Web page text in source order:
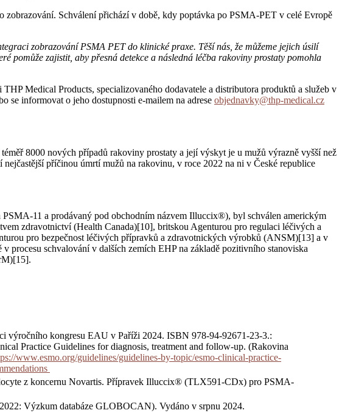
Schválení přichází v době, kdy poptávka po PSMA-PET v celé Evropě
zobrazování PSMA PET do klinické praxe. Těší nás, že můžeme jejich úsilí
pomůže zajistit, aby přesná detekce a následná léčba rakoviny prostaty pomohla
Medical Products, specializovaného dodavatele a distributora produktů a služeb v
informovat o jeho dostupnosti e-mailem na adrese objednavky@thp-medical.cz
8000 nových případů rakoviny prostaty a její výskyt je u mužů výrazně vyšší než
příčinou úmrtí mužů na rakovinu, v roce 2022 na ni v České republice
11 a prodávaný pod obchodním názvem Illuccix®), byl schválen americkým
zdravotnictví (Health Canada)[10], britskou Agenturou pro regulaci léčivých a
pro bezpečnost léčivých přípravků a zdravotnických výrobků (ANSM)[13] a v
procesu schvalování v dalších zemích EHP na základě pozitivního stanoviska
výročního kongresu EAU v Paříži 2024. ISBN 978-94-92671-23-3.:
Practice Guidelines for diagnosis, treatment and follow-up. (Rakovina
www.esmo.org/guidelines/guidelines-by-topic/esmo-clinical-practice-
z koncernu Novartis. Přípravek Illuccix® (TLX591-CDx) pro PSMA-
Výzkum databáze GLOBOCAN). Vydáno v srpnu 2024.